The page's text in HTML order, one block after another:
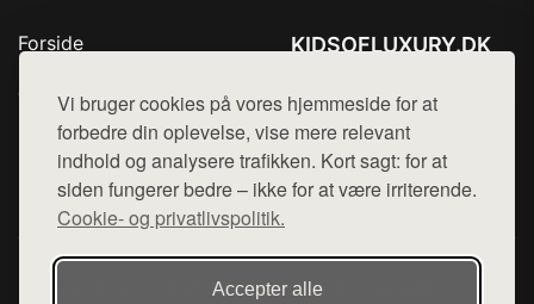
Vi bruger cookies på vores hjemmeside for at
forbedre din oplevelse, vise mere relevant
indhold og analysere trafikken. Kort sagt: for at
siden fungerer bedre – ikke for at være irriterende.
Cookie- og privatlivspolitik.
Accepter alle
Forside
Top Rabatter
Kontakt
KIDSOFLUXURY.DK
Mail: hej@want.dk
Cookie- og privatlivspolitik
Denne side er en del af want.dk, der udgiver en række